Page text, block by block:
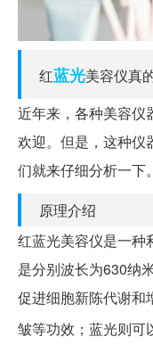
红蓝光美容仪真
近年来，各种美容仪
欢迎。但是，这种仪
们就来仔细分析一下。
原理介绍
红蓝光美容仪是一种
是分别波长为630纳
促进细胞新陈代谢和
皱等功效；蓝光则可